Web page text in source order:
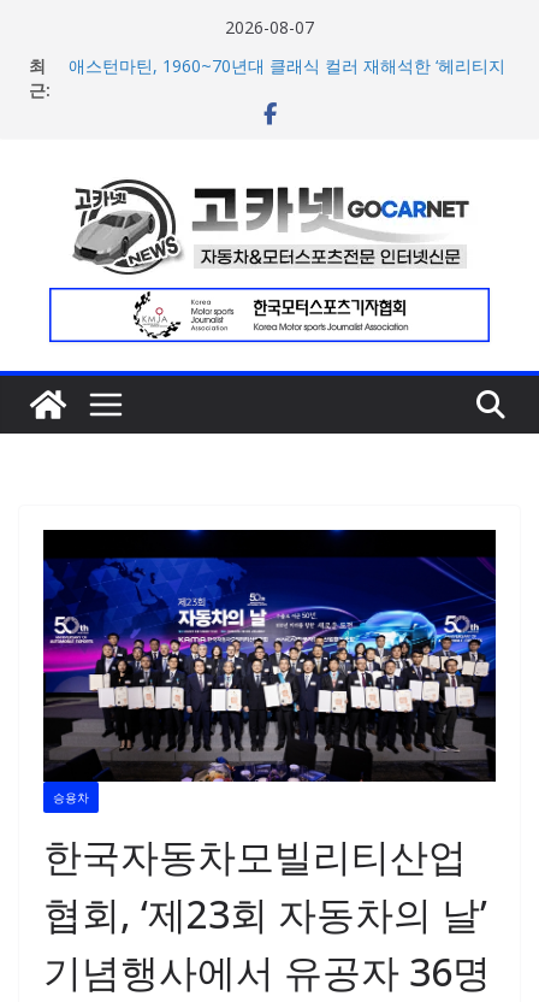
2026-08-07
최
근:
애스턴마틴, 1960~70년대 클래식 컬러 재해석한 ‘헤리티지
현대차 8세대 아반떼, 계약 개시 첫 날 1만대 돌파… 인스퍼
작 비하인드 영상 공개
[신차] 가주 레이싱, 주행 성능 강화한 ‘GR86’ 부분변경 모델
공개… 일본서 28일 계약 개시
한국타이어, ‘BMW i7’에 신차용 타이어로 아이온 제품군 3
종 공급
승용차
한국자동차모빌리티산업
협회, ‘제23회 자동차의 날’
기념행사에서 유공자 36명